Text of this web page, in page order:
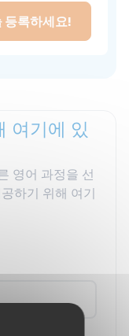
등록하세요!
여기에 있
영어 과정을 선
하기 위해 여기